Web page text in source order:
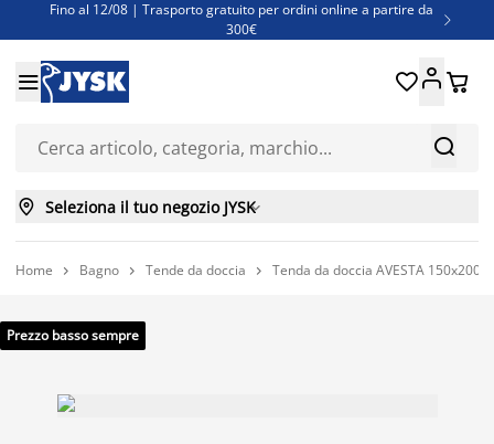
Fino al 12/08 | Trasporto gratuito per ordini online a partire da
300€

Super offerte d'estate | Oltre 1.500 articoli fino al 70%
Finanziamenti - Scegli il piano di rimborso più adatto a te


 
 Seleziona il tuo negozio JYSK
Home  Bagno  Tende da doccia  Tenda da doccia AVESTA 150x200
Prezzo basso sempre